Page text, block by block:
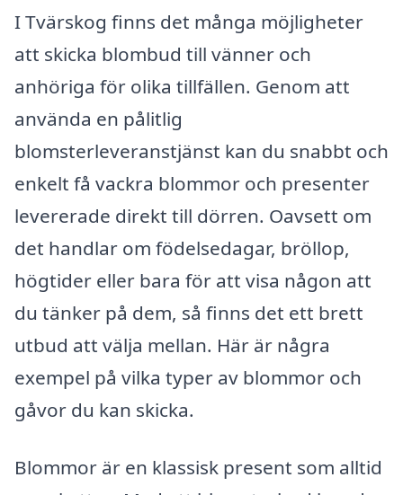
I Tvärskog finns det många möjligheter
att skicka blombud till vänner och
anhöriga för olika tillfällen. Genom att
använda en pålitlig
blomsterleveranstjänst kan du snabbt och
enkelt få vackra blommor och presenter
levererade direkt till dörren. Oavsett om
det handlar om födelsedagar, bröllop,
högtider eller bara för att visa någon att
du tänker på dem, så finns det ett brett
utbud att välja mellan. Här är några
exempel på vilka typer av blommor och
gåvor du kan skicka.
Blommor är en klassisk present som alltid